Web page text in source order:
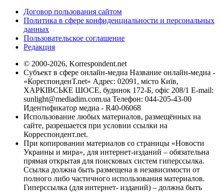
Договор пользования сайтом
Политика в сфере конфиденциальности и персональных
данных
Пользовательское соглашение
Редакция
© 2000-2026, Korrespondent.net
Субъект в сфере онлайн-медиа Название онлайн-медиа -
«КореспонденТ.net» Адрес: 02091, місто Київ,
ХАРКІВСЬКЕ ШОСЕ, будинок 172-Б, офіс 208/1 E-mail:
sunlight@mediadim.com.ua Телефон: 044-205-43-00
Идентификатор медиа - R40-06068
Использование любых материалов, размещённых на
сайте, разрешается при условии ссылки на
Корреспондент.net.
При копировании материалов со страницы «Новости
Украины и мира», для интернет-изданий – обязательна
прямая открытая для поисковых систем гиперссылка.
Ссылка должна быть размещена в независимости от
полного либо частичного использования материалов.
Гиперссылка (для интернет- изданий) – должна быть